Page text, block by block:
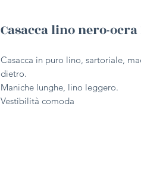
Casacca lino nero-ocra
Casacca in puro lino, sartoriale,
dietro.
Maniche lunghe, lino leggero.
Vestibilità comoda